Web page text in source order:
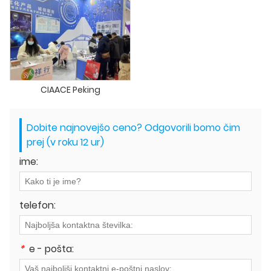
CIAACE Peking
Dobite najnovejšo ceno? Odgovorili bomo čim
prej (v roku 12 ur)
ime:
telefon:
* e - pošta: